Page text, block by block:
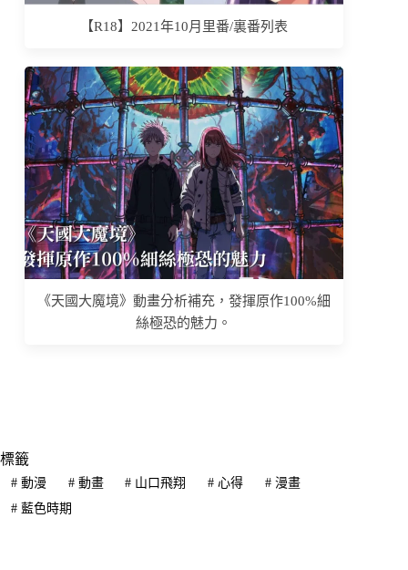
【R18】2021年10月里番/裏番列表
《天國大魔境》動畫分析補充，發揮原作100%細
絲極恐的魅力。
標籤
#動漫 #動畫 # 山口飛翔 # 心得 # 漫畫
#藍色時期